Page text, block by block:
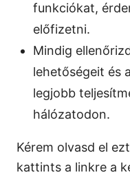
funkciókat,
előfizetni.
Mindig
lehetőségeit és
legjobb
hálózatodon.
Kérem olvasd el
kattints a linkre a